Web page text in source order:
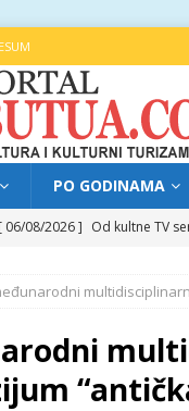
PO GODINAMA
[ 06/08/2026 ] Od kultne TV
[ 05/08/2026 ] Grad, voda,
[ 04/08/2026 ]
Najava
[ 06/08/2026 ]
Najava